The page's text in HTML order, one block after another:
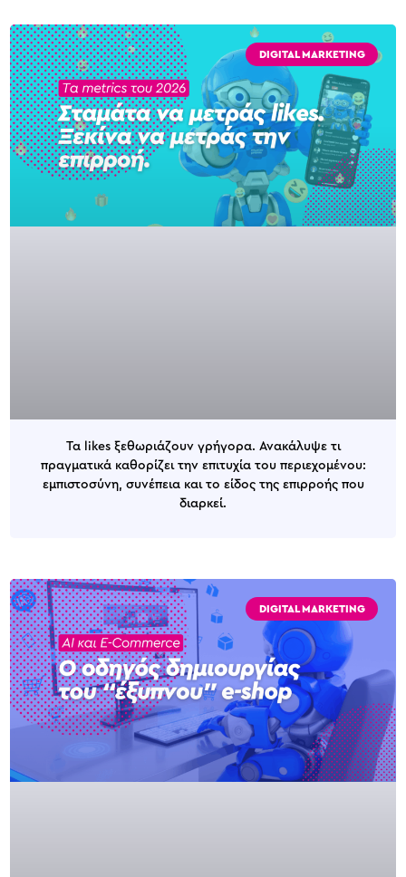
DIGITAL MARKETING
Τα likes ξεθωριάζουν γρήγορα. Ανακάλυψε τι
πραγματικά καθορίζει την επιτυχία του περιεχομένου:
εμπιστοσύνη, συνέπεια και το είδος της επιρροής που
διαρκεί.
DIGITAL MARKETING